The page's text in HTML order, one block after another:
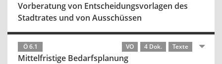
Vorberatung von Entscheidungsvorlagen des
Stadtrates und von Ausschüssen
Ö 6.1 VO 4 Dok. Texte
Mittelfristige Bedarfsplanung